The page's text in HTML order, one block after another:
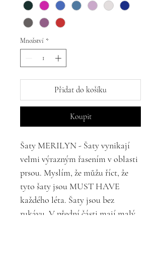
Množství *
Přidat do košíku
Koupit
Šaty MERILYN - Šaty vynikají
velmi výrazným řasením v oblasti
prsou. Myslím, že můžu říct, že
tyto šaty jsou MUST HAVE
každého léta. Šaty jsou bez
rukávu. V přední části mají malý